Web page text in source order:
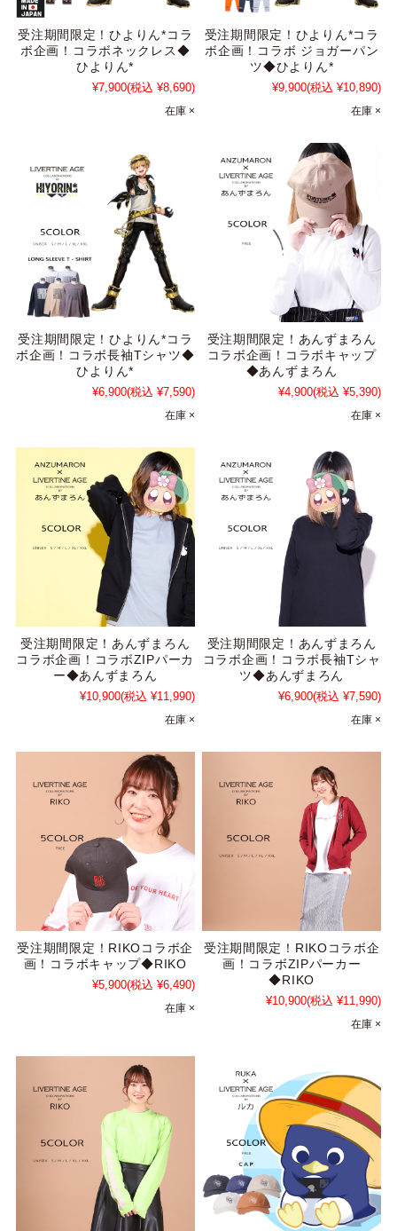
受注期間限定！ひよりん*コラ
ボ企画！コラボネックレス◆
ひよりん*
¥7,900(税込 ¥8,690)
在庫 ×
受注期間限定！ひよりん*コラ
ボ企画！コラボ ジョガーパン
ツ◆ひよりん*
¥9,900(税込 ¥10,890)
在庫 ×
受注期間限定！ひよりん*コラ
ボ企画！コラボ長袖Tシャツ◆
ひよりん*
¥6,900(税込 ¥7,590)
在庫 ×
受注期間限定！あんずまろん
コラボ企画！コラボキャップ
◆あんずまろん
¥4,900(税込 ¥5,390)
在庫 ×
受注期間限定！あんずまろん
コラボ企画！コラボZIPパーカ
ー◆あんずまろん
¥10,900(税込 ¥11,990)
在庫 ×
受注期間限定！あんずまろん
コラボ企画！コラボ長袖Tシャ
ツ◆あんずまろん
¥6,900(税込 ¥7,590)
在庫 ×
受注期間限定！RIKOコラボ企
画！コラボキャップ◆RIKO
¥5,900(税込 ¥6,490)
在庫 ×
受注期間限定！RIKOコラボ企
画！コラボZIPパーカー
◆RIKO
¥10,900(税込 ¥11,990)
在庫 ×